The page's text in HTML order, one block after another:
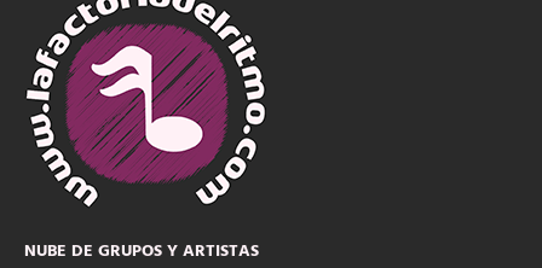
NUBE DE GRUPOS Y ARTISTAS